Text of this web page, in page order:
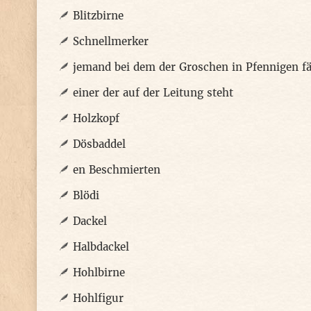
Blitzbirne
Schnellmerker
jemand bei dem der Groschen in Pfennigen
einer der auf der Leitung steht
Holzkopf
Dösbaddel
en Beschmierten
Blödi
Dackel
Halbdackel
Hohlbirne
Hohlfigur